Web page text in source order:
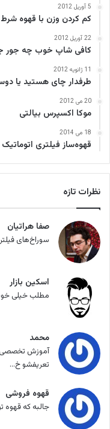
5 آوریل 2012
کم کردن وزن با قهوه شرط
22 آوریل 2012
کافی‌ شاپ خوب چه جور
11 ژانویه 2012
طرفدار چای هستید یا
20 می 2012
موکا اکسپرس بیالتی
18 می 2014
قهوه‌ساز فیلتری اتوماتیک
نظرات تازه
صفا هراتیان
سوراخ‌های
اسکین بازار
مطلب خیلی
محمد
آموزش تخصصی
تعریفشو خ...
قهوه فروشی
جالبه که قهوه